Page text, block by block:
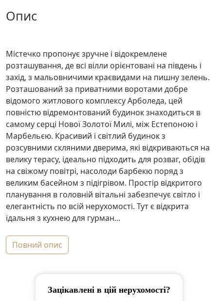
опис
Містечко пропонує зручне і відокремлене
розташування, де всі вілли орієнтовані на південь і
захід, з мальовничими краєвидами на пишну зелень.
Розташований за приватними воротами добре
відомого житлового комплексу Арболеда, цей
повністю відремонтований будинок знаходиться в
самому серці Нової Золотої Милі, між Естепоною і
Марбельєю. Красивий і світлий будинок з
розсувними скляними дверима, які відкриваються на
велику терасу, ідеально підходить для розваг, обідів
на свіжому повітрі, насолоди барбекю поряд з
великим басейном з підігрівом. Простір відкритого
планування в головній вітальні забезпечує світло і
елегантність по всій нерухомості. Тут є відкрита
їдальня з кухнею для гурман...
повний опис
Зацікавлені в цій нерухомості?